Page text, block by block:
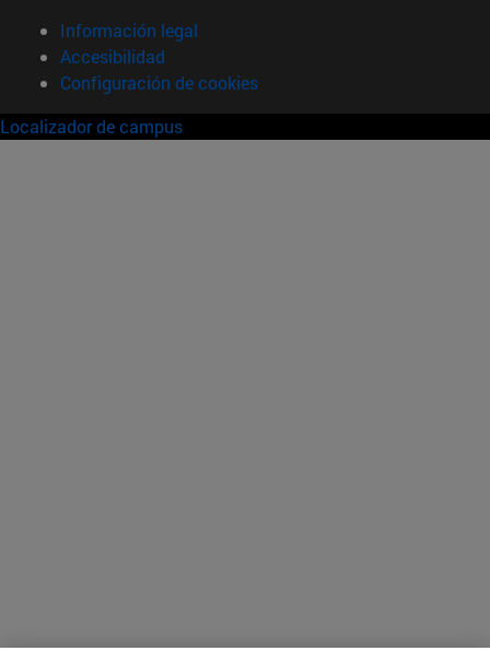
Información legal
Accesibilidad
Configuración de cookies
Localizador de campus